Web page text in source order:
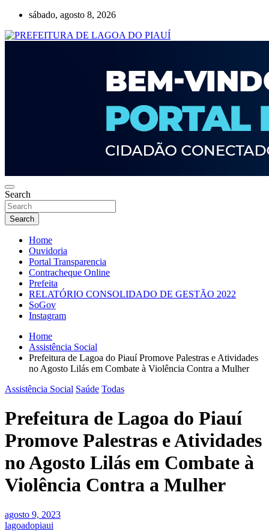
Skip
content
sábado, agosto 8, 2026
Search
Search
Home
Ouvidoria
Portal Transparencia
Contracheque Online
Prefeita
RELATÓRIO CONSOLIDADO DE GESTÃO 2022
SoGov
Instagram
Home
Assistência Social
Prefeitura de Lagoa do Piauí Promove Palestras e Atividades
no Agosto Lilás em Combate à Violência Contra a Mulher
Assistência Social Saúde Todas
Prefeitura de Lagoa do Piauí
Promove Palestras e Atividades
no Agosto Lilás em Combate à
Violência Contra a Mulher
agosto 9, 2023
lagoadopiaui